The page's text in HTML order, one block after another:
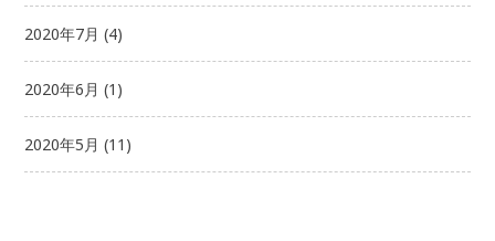
2020年7月 (4)
2020年6月 (1)
2020年5月 (11)